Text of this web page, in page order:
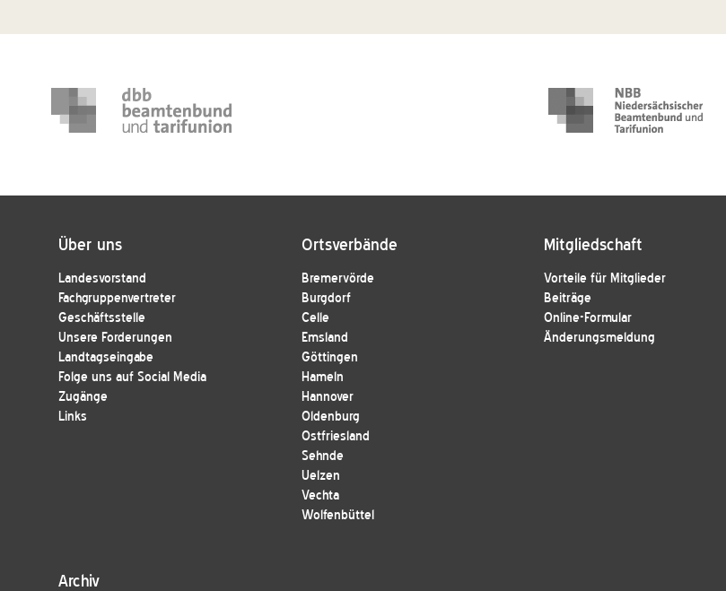
Über uns
Landesvorstand
Fachgruppenvertreter
Geschäftsstelle
Unsere Forderungen
Landtagseingabe
Folge uns auf Social Media
Zugänge
Links
Ortsverbände
Bremervörde
Burgdorf
Celle
Emsland
Göttingen
Hameln
Hannover
Oldenburg
Ostfriesland
Sehnde
Uelzen
Vechta
Wolfenbüttel
Mitgliedschaft
Vorteile für Mitglieder
Beiträge
Online-Formular
Änderungsmeldung
Archiv